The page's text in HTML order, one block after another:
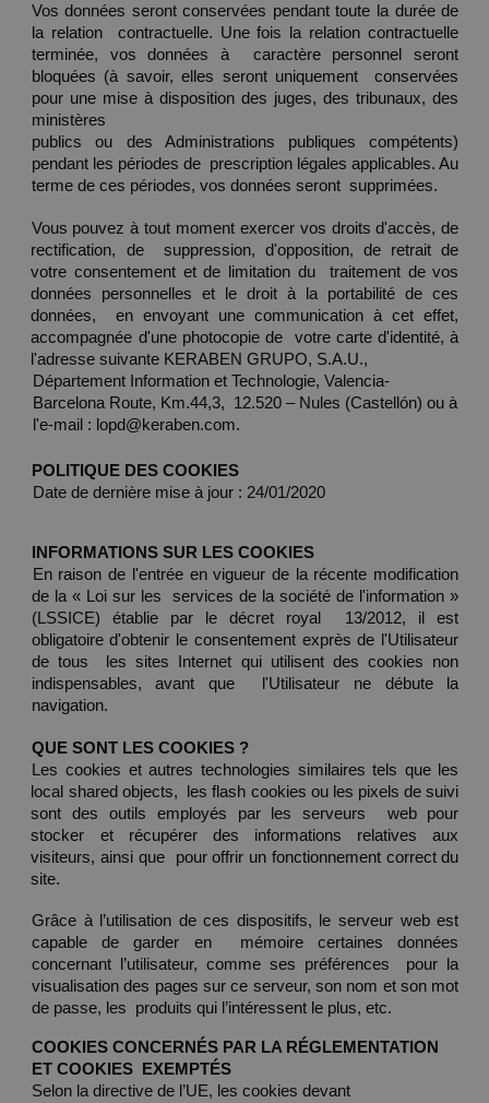
Vos données seront conservées pendant toute la durée de
la relation  contractuelle. Une fois la relation contractuelle
terminée, vos données à  caractère personnel seront
bloquées (à savoir, elles seront uniquement  conservées
pour une mise à disposition des juges, des tribunaux, des
ministères
publics ou des Administrations publiques compétents)
pendant les périodes de  prescription légales applicables. Au
terme de ces périodes, vos données seront  supprimées.
Vous pouvez à tout moment exercer vos droits d'accès, de
rectification, de  suppression, d'opposition, de retrait de
votre consentement et de limitation du  traitement de vos
données personnelles et le droit à la portabilité de ces
données,  en envoyant une communication à cet effet,
accompagnée d'une photocopie de  votre carte d'identité, à
l'adresse suivante KERABEN GRUPO, S.A.U.,
Département Information et Technologie, Valencia-
Barcelona Route, Km.44,3,  12.520 – Nules (Castellón) ou à
l'e-mail : lopd@keraben.com.
POLITIQUE DES COOKIES
Date de dernière mise à jour : 24/01/2020
INFORMATIONS SUR LES COOKIES
En raison de l'entrée en vigueur de la récente modification
de la « Loi sur les  services de la société de l'information »
(LSSICE) établie par le décret royal  13/2012, il est
obligatoire d'obtenir le consentement exprès de l'Utilisateur
de tous  les sites Internet qui utilisent des cookies non
indispensables, avant que  l'Utilisateur ne débute la
navigation.
QUE SONT LES COOKIES ?
Les cookies et autres technologies similaires tels que les
local shared objects,  les flash cookies ou les pixels de suivi
sont des outils employés par les serveurs  web pour
stocker et récupérer des informations relatives aux
visiteurs, ainsi que  pour offrir un fonctionnement correct du
site.
Grâce à l’utilisation de ces dispositifs, le serveur web est
capable de garder en  mémoire certaines données
concernant l’utilisateur, comme ses préférences  pour la
visualisation des pages sur ce serveur, son nom et son mot
de passe, les  produits qui l’intéressent le plus, etc.
COOKIES CONCERNÉS PAR LA RÉGLEMENTATION
ET COOKIES  EXEMPTÉS
Selon la directive de l’UE, les cookies devant